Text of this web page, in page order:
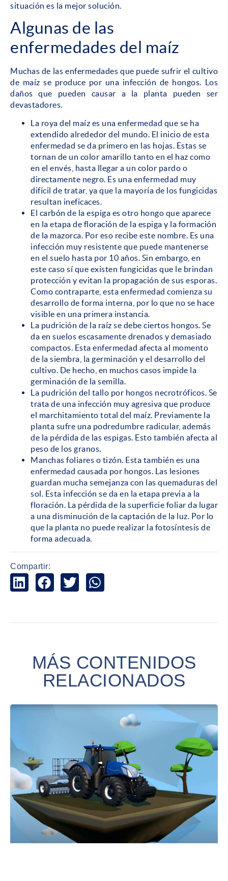
situación es la mejor solución.
Algunas de las
enfermedades del maíz
Muchas de las enfermedades que puede sufrir el cultivo
de maíz se produce por una infección de hongos. Los
daños que pueden causar a la planta pueden ser
devastadores.
La roya del maíz es una enfermedad que se ha
extendido alrededor del mundo. El inicio de esta
enfermedad se da primero en las hojas. Estas se
tornan de un color amarillo tanto en el haz como
en el envés, hasta llegar a un color pardo o
directamente negro. Es una enfermedad muy
difícil de tratar, ya que la mayoría de los fungicidas
resultan ineficaces.
El carbón de la espiga es otro hongo que aparece
en la etapa de floración de la espiga y la formación
de la mazorca. Por eso recibe este nombre. Es una
infección muy resistente que puede mantenerse
en el suelo hasta por 10 años. Sin embargo, en
este caso sí que existen fungicidas que le brindan
protección y evitan la propagación de sus esporas.
Como contraparte, esta enfermedad comienza su
desarrollo de forma interna, por lo que no se hace
visible en una primera instancia.
La pudrición de la raíz se debe ciertos hongos. Se
da en suelos escasamente drenados y demasiado
compactos. Esta enfermedad afecta al momento
de la siembra, la germinación y el desarrollo del
cultivo. De hecho, en muchos casos impide la
germinación de la semilla.
La pudrición del tallo por hongos necrotróficos. Se
trata de una infección muy agresiva que produce
el marchitamiento total del maíz. Previamente la
planta sufre una podredumbre radicular, además
de la pérdida de las espigas. Esto también afecta al
peso de los granos.
Manchas foliares o tizón. Esta también es una
enfermedad causada por hongos. Las lesiones
guardan mucha semejanza con las quemaduras del
sol. Esta infección se da en la etapa previa a la
floración. La pérdida de la superficie foliar da lugar
a una disminución de la captación de la luz. Por lo
que la planta no puede realizar la fotosíntesis de
forma adecuada.
Compartir:
MÁS CONTENIDOS
RELACIONADOS